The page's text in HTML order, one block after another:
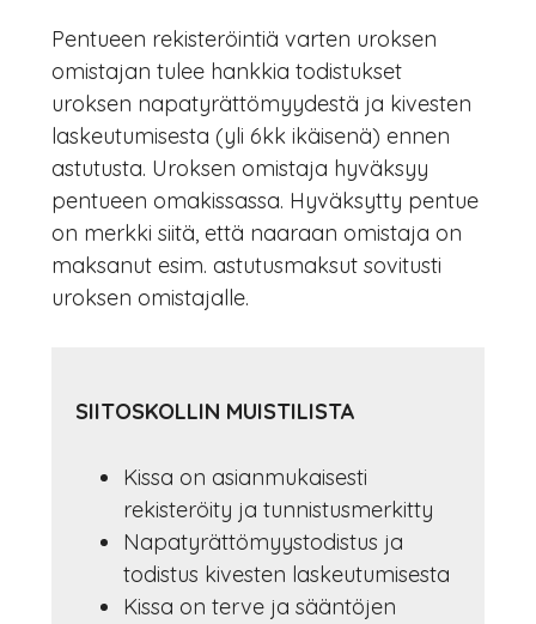
Pentueen rekisteröintiä varten uroksen
omistajan tulee hankkia todistukset
uroksen napatyrättömyydestä ja kivesten
laskeutumisesta (yli 6kk ikäisenä) ennen
astutusta. Uroksen omistaja hyväksyy
pentueen omakissassa. Hyväksytty pentue
on merkki siitä, että naaraan omistaja on
maksanut esim. astutusmaksut sovitusti
uroksen omistajalle.
SIITOSKOLLIN MUISTILISTA
Kissa on asianmukaisesti
rekisteröity ja tunnistusmerkitty
Napatyrättömyystodistus ja
todistus kivesten laskeutumisesta
Kissa on terve ja sääntöjen